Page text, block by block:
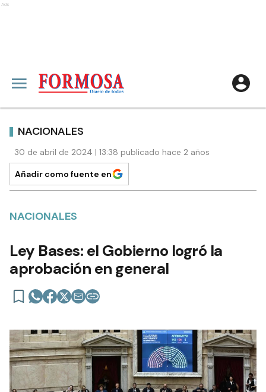
Ads
NACIONALES
30 de abril de 2024 | 13:38 publicado hace 2 años
Añadir como fuente en
NACIONALES
Ley Bases: el Gobierno logró la
aprobación en general